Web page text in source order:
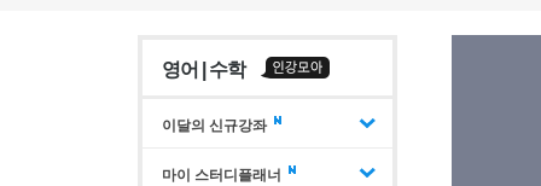
영어 | 수학
이달의 신규강좌
마이 스터디플래너